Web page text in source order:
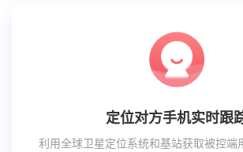
定位对方手机实时跟
利用全球卫星定位系统和基站获取被控端